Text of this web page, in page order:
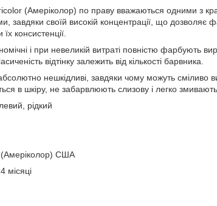
(Амеріколор) по праву вважаються одними з
завдяки своїй високій концентрації, що дозволяє
консистенції.
і при невеликій витраті повністю фарбують
відтінку залежить від кількості барвника.
нешкідливі, завдяки чому можуть сміливо
в шкіру, не забарвлюють слизову і легко
рідкий
США
місяці